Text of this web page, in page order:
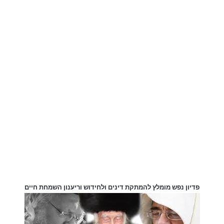
פדיון נפש מומלץ להמתקת דינים ולחידוש וריענון השמחת חיים